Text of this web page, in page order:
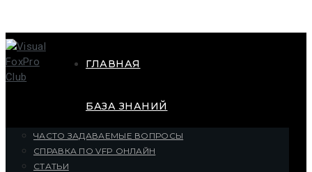
ГЛАВНАЯ
БАЗА ЗНАНИЙ
ЧАСТО ЗАДАВАЕМЫЕ ВОПРОСЫ
СПРАВКА ПО VFP ОНЛАЙН
СТАТЬИ